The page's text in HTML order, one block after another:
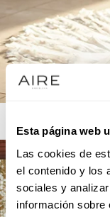
Esta página web
Las cookies de
el contenido y los
sociales y
información sobre